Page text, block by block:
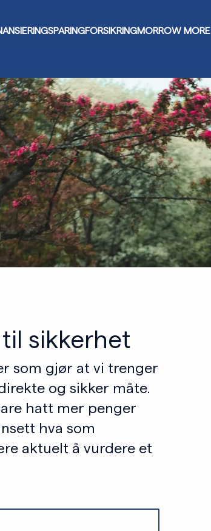
SPARINGFORSIKRINGMORROW MORE
sikkerhet
som gjør at vi trenger
og sikker måte.
hatt mer penger
hva som
aktuelt å vurdere et